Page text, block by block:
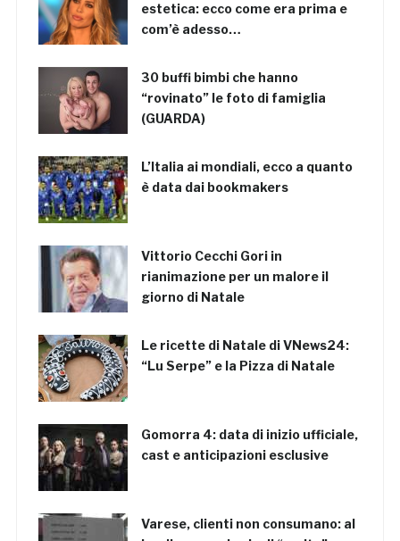
estetica: ecco come era prima e
com’è adesso…
30 buffi bimbi che hanno
“rovinato” le foto di famiglia
(GUARDA)
L’Italia ai mondiali, ecco a quanto
è data dai bookmakers
Vittorio Cecchi Gori in
rianimazione per un malore il
giorno di Natale
Le ricette di Natale di VNews24:
“Lu Serpe” e la Pizza di Natale
Gomorra 4: data di inizio ufficiale,
cast e anticipazioni esclusive
Varese, clienti non consumano: al